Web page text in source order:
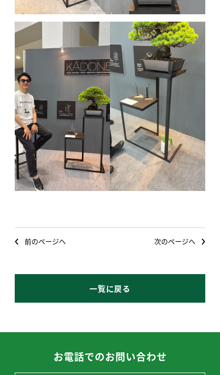
前のページへ 次のページへ
一覧に戻る
お電話でのお問い合わせ